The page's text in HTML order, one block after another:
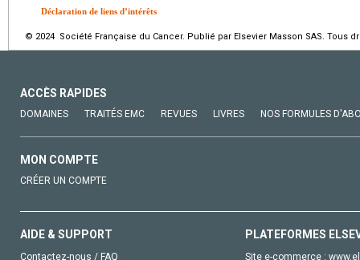
Déclaration de liens d’intérêts
© 2024 Société Française du Cancer. Publié par Elsevier Masson SAS. Tous
ACCÈS RAPIDES
DOMAINES TRAITÉS EMC REVUES LIVRES NOS FORMULES
MON COMPTE
CRÉER UN COMPTE
AIDE & SUPPORT
Contactez-nous / FAQ
PLATEFORMES
Site e-commerce :